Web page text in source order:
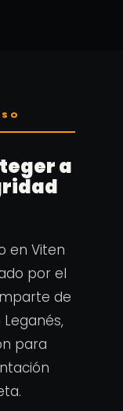
a
en Viten
por el
de
para